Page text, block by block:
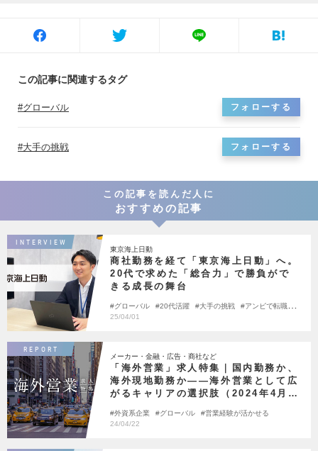
るためのチェンジマネジメントまで実施することができます ・導入、開発工程
についてはグループ会社を含む大手SIerが担うため、SI案件とは違うピュアな
っております。本部門の部門長はグローバル事業部の部門長も兼任しているた
となるため、導入・開発の立場と比べワークライフバランスを保ちながら働く
ことが可能です。
この記事に関連するタグ
グローバル フォローする
大手の挑戦 フォローする
この記事を読んだ人に
おすすめの記事
INTERVIEW
東京海上日動
商社勤務を経て「東京海上日動」へ。
20代で求めた「総合力」で勝負がで
きる成長の舞台
グローバル 20代活躍 大手の挑戦
アンビで転職し
ました
25/04/01
REPORT
メーカー・金融・広告・商社など
「海外営業」求人特集｜国内勤務か、
海外現地勤務か――海外営業として広
がるキャリアの選択肢（2024年4月
外資系企業 グローバル
営業経験が活かせる
24/04/22